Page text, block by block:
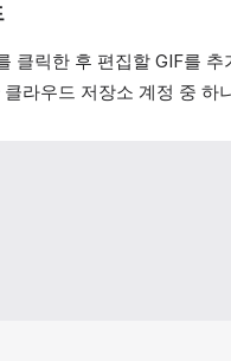
클릭한 후 편집할 GIF를
라우드 저장소 계정 중 하